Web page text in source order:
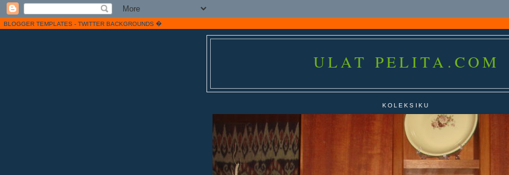
BLOGGER TEMPLATES - TWITTER BACKGROUNDS �
ULAT PELITA.COM
KOLEKSIKU